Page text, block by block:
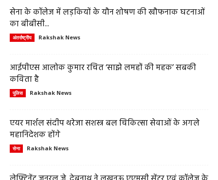
सेना के कॉलेज में लड़कियों के यौन शोषण की खौफनाक घटनाओं
का बीबीसी...
अंतर्राष्ट्रीय Rakshak News
आईपीएस आलोक कुमार रचित ‘साझे लमहों की महक’ सबकी
कविता है
पुलिस Rakshak News
एयर मार्शल संदीप थरेजा सशस्त्र बल चिकित्सा सेवाओं के अगले
महानिदेशक होंगे
सेना Rakshak News